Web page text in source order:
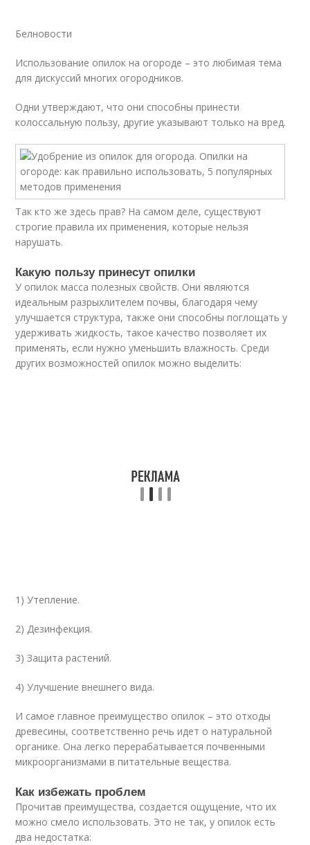
Белновости
Использование опилок на огороде – это любимая тема
для дискуссий многих огородников.
Одни утверждают, что они способны принести
колоссальную пользу, другие указывают только на вред.
Так кто же здесь прав? На самом деле, существуют
строгие правила их применения, которые нельзя
нарушать.
Какую пользу принесут опилки
У опилок масса полезных свойств. Они являются
идеальным разрыхлителем почвы, благодаря чему
улучшается структура, также они способны поглощать у
удерживать жидкость, такое качество позволяет их
применять, если нужно уменьшить влажность. Среди
других возможностей опилок можно выделить:
1) Утепление.
2) Дезинфекция.
3) Защита растений.
4) Улучшение внешнего вида.
И самое главное преимущество опилок – это отходы
древесины, соответственно речь идет о натуральной
органике. Она легко перерабатывается почвенными
микроорганизмами в питательные вещества.
Как избежать проблем
Прочитав преимущества, создается ощущение, что их
можно смело использовать. Это не так, у опилок есть
два недостатка: